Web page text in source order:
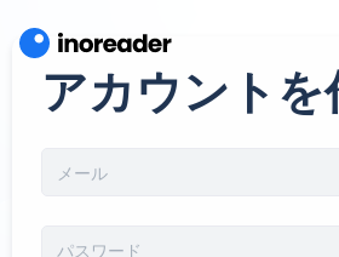
アカウントを